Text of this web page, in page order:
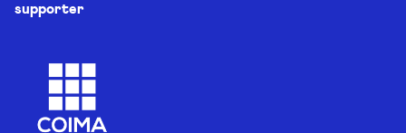
supporter